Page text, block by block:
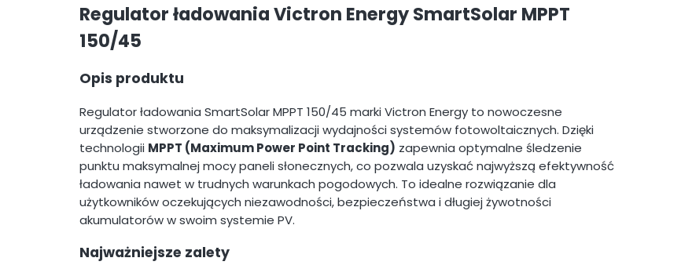
Regulator ładowania Victron Energy SmartSolar MPPT
150/45
Opis produktu
Regulator ładowania SmartSolar MPPT 150/45 marki Victron Energy to nowoczesne
urządzenie stworzone do maksymalizacji wydajności systemów fotowoltaicznych. Dzięki
technologii MPPT (Maximum Power Point Tracking) zapewnia optymalne śledzenie
punktu maksymalnej mocy paneli słonecznych, co pozwala uzyskać najwyższą efektywność
ładowania nawet w trudnych warunkach pogodowych. To idealne rozwiązanie dla
użytkowników oczekujących niezawodności, bezpieczeństwa i długiej żywotności
akumulatorów w swoim systemie PV.
Najważniejsze zalety